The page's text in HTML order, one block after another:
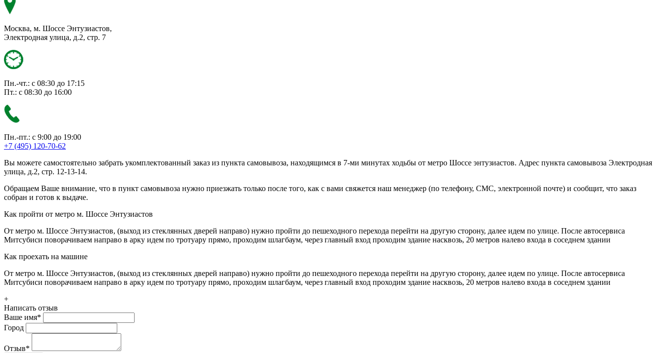
Москва, м. Шоссе Энтузиастов,
Электродная улица, д.2, стр. 7
Пн.-чт.: с 08:30 до 17:15
Пт.: с 08:30 до 16:00
Пн.-пт.: с 9:00 до 19:00
+7 (495) 120-70-62
Вы можете самостоятельно забрать укомплектованный заказ из пункта самовывоза, находящимся в 7-ми минутах ходьбы от метро Шоссе энтузиастов. Адрес пункта самовывоза Электродная
улица, д.2, стр. 12-13-14.
Обращаем Ваше внимание, что в пункт самовывоза нужно приезжать только после того, как с вами свяжется наш менеджер (по телефону, СМС, электронной почте) и сообщит, что заказ
собран и готов к выдаче.
Как пройти от метро м. Шоссе Энтузиастов
От метро м. Шоссе Энтузиастов, (выход из стеклянных дверей направо) нужно пройти до пешеходного перехода перейти на другую сторону, далее идем по улице. После автосервиса
Митсубиси поворачиваем направо в арку идем по тротуару прямо, проходим шлагбаум, через главный вход проходим здание насквозь, 20 метров налево входа в соседнем здании
Как проехать на машине
От метро м. Шоссе Энтузиастов, (выход из стеклянных дверей направо) нужно пройти до пешеходного перехода перейти на другую сторону, далее идем по улице. После автосервиса
Митсубиси поворачиваем направо в арку идем по тротуару прямо, проходим шлагбаум, через главный вход проходим здание насквозь, 20 метров налево входа в соседнем здании
+
Написать отзыв
Ваше имя*
Город
Отзыв*